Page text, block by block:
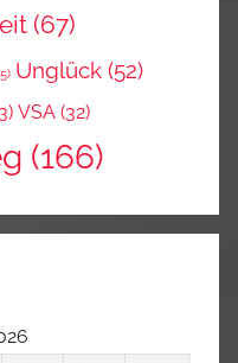
(67)
Unglück (52)
VSA (32)
(166)